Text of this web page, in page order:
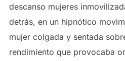
descanso mujeres
detrás, en un hipnótico
mujer colgada y sentada
rendimiento que provocaba